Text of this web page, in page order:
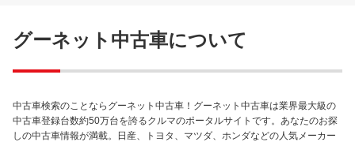
グーネット中古車について
中古車検索のことならグーネット中古車！グーネット中古車は業界最大級の
中古車登録台数約50万台を誇るクルマのポータルサイトです。あなたのお探
しの中古車情報が満載。日産、トヨタ、マツダ、ホンダなどの人気メーカー